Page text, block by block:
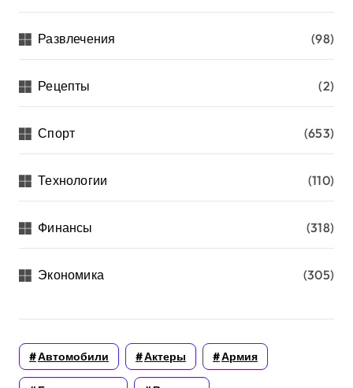
Развлечения (98)
Рецепты (2)
Спорт (653)
Технологии (110)
Финансы (318)
Экономика (305)
Автомобили Актеры Армия